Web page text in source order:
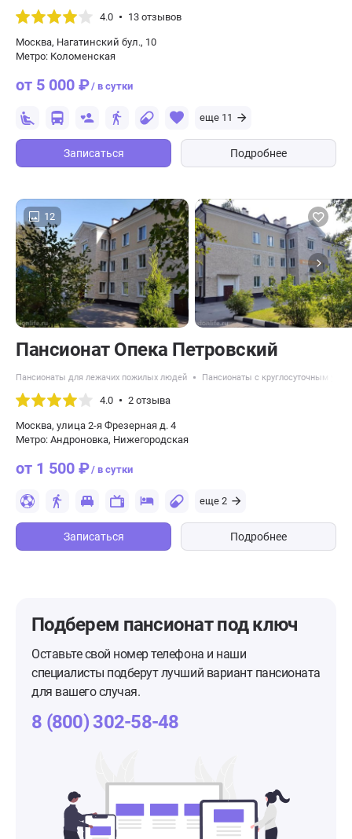
4.0 13 отзывов
Москва, Нагатинский бул., 10
Метро: Коломенская
от 5 000 ₽/ в сутки
еще 11
Записаться Подробнее
12
Пансионат Опека Петровский
Пансионаты для лежачих пожилых людей Пансионаты с круглосуточным
4.0 2 отзыва
Москва, улица 2-я Фрезерная д. 4
Метро: Андроновка, Нижегородская
от 1 500 ₽/ в сутки
еще 2
Записаться Подробнее
Подберем пансионатпод ключ
Оставьте свой номер телефона и наши
специалисты подберут лучший вариант пансионата
для вашего случая.
8 (800) 302-58-48